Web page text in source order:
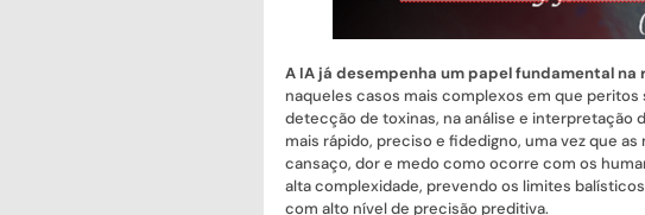
A IA já desempenha um papel fundamental
naqueles casos mais complexos em que
detecção de toxinas, na análise e interpretação
mais rápido, preciso e fidedigno, uma vez que
cansaço, dor e medo como ocorre com os
alta complexidade, prevendo os limites
com alto nível de precisão preditiva.